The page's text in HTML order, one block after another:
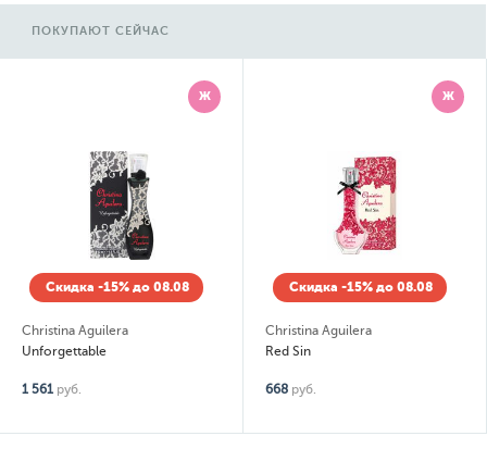
ПОКУПАЮТ СЕЙЧАС
Ж
Скидка -15% до 08.08
Christina Aguilera
Unforgettable
1 561 руб.
Ж
Скидка -15% до 08.08
Christina Aguilera
Red Sin
668 руб.